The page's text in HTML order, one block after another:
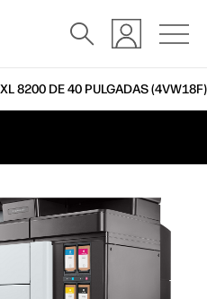
8200 DE 40 PULGADAS (4VW18F)
Accesorios